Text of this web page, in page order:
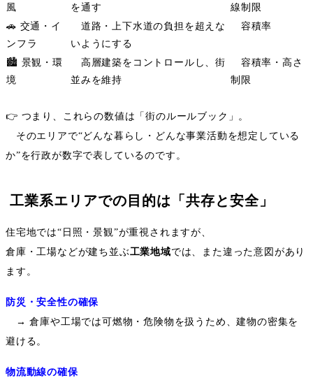
風 を通す 線制限
🚗 交通・イ
ンフラ
道路・上下水道の負担を超えな
いようにする
容積率
🏙️ 景観・環
境
高層建築をコントロールし、街
並みを維持
容積率・高さ
制限
👉 つまり、これらの数値は「街のルールブック」。
そのエリアで“どんな暮らし・どんな事業活動を想定している
か”を行政が数字で表しているのです。
工業系エリアでの目的は「共存と安全」
住宅地では“ 日照・景観 ”が重視されますが、
倉庫・工場などが建ち並ぶ工業地域では、また違った意図があり
ます。
防災・安全性の確保
→倉庫や工場では可燃物・危険物を扱うため、建物の密集を
避ける。
物流動線の確保